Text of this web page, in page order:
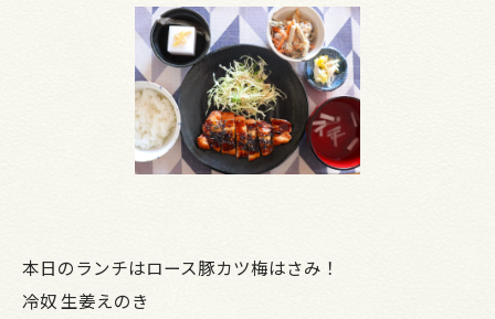
本日のランチはロース豚カツ梅はさみ！
冷奴 生姜えのき